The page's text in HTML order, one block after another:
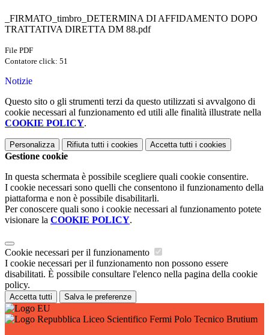
_FIRMATO_timbro_DETERMINA DI AFFIDAMENTO DOPO
TRATTATIVA DIRETTA DM 88.pdf
File PDF
Contatore click: 51
Notizie
Questo sito o gli strumenti terzi da questo utilizzati si avvalgono di
cookie necessari al funzionamento ed utili alle finalità illustrate nella
COOKIE POLICY.
Personalizza Rifiuta tutti i cookies Accetta tutti i cookies
Gestione cookie
In questa schermata è possibile scegliere quali cookie consentire.
I cookie necessari sono quelli che consentono il funzionamento della
piattaforma e non è possibile disabilitarli.
Per conoscere quali sono i cookie necessari al funzionamento potete
visionare la COOKIE POLICY.
Cookie necessari per il funzionamento
I cookie necessari per il funzionamento non possono essere
disabilitati. È possibile consultare l'elenco nella pagina della cookie
policy.
Accetta tutti Salva le preferenze
Liceo Scientifico Fermi Polo Tecnico Brutium